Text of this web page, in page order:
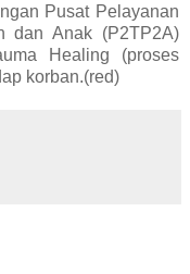
Pusat Pelayanan
dan Anak (P2TP2A)
Healing (proses
korban.(red)